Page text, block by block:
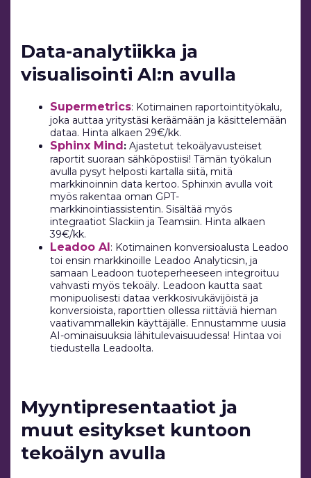
Data-analytiikka ja
visualisointi AI:n avulla
Supermetrics: Kotimainen raportointityökalu,
joka auttaa yritystäsi keräämään ja käsittelemään
dataa. Hinta alkaen 29€/kk.
Sphinx Mind: Ajastetut tekoälyavusteiset
raportit suoraan sähköpostiisi! Tämän työkalun
avulla pysyt helposti kartalla siitä, mitä
markkinoinnin data kertoo. Sphinxin avulla voit
myös rakentaa oman GPT-
markkinointiassistentin. Sisältää myös
integraatiot Slackiin ja Teamsiin. Hinta alkaen
39€/kk.
Leadoo AI: Kotimainen konversioalusta Leadoo
toi ensin markkinoille Leadoo Analyticsin, ja
samaan Leadoon tuoteperheeseen integroituu
vahvasti myös tekoäly. Leadoon kautta saat
monipuolisesti dataa verkkosivukävijöistä ja
konversioista, raporttien ollessa riittäviä hieman
vaativammallekin käyttäjälle. Ennustamme uusia
AI-ominaisuuksia lähitulevaisuudessa! Hintaa voi
tiedustella Leadoolta.
Myyntipresentaatiot ja
muut esitykset kuntoon
tekoälyn avulla